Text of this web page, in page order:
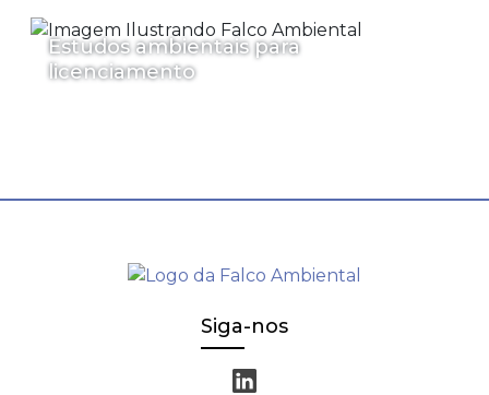
Estudos ambientais para
licenciamento
Siga-nos